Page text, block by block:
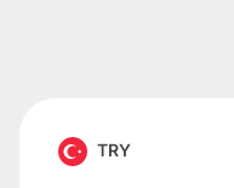
TRY